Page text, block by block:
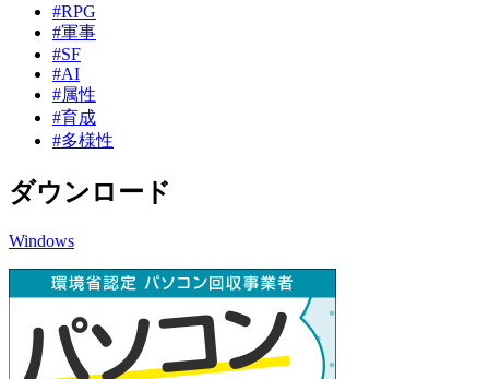
#RPG
#軍事
#SF
#AI
#属性
#育成
#多様性
ダウンロード
Windows